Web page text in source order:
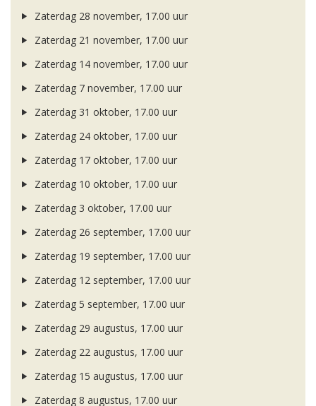
Zaterdag 28 november, 17.00 uur
Zaterdag 21 november, 17.00 uur
Zaterdag 14 november, 17.00 uur
Zaterdag 7 november, 17.00 uur
Zaterdag 31 oktober, 17.00 uur
Zaterdag 24 oktober, 17.00 uur
Zaterdag 17 oktober, 17.00 uur
Zaterdag 10 oktober, 17.00 uur
Zaterdag 3 oktober, 17.00 uur
Zaterdag 26 september, 17.00 uur
Zaterdag 19 september, 17.00 uur
Zaterdag 12 september, 17.00 uur
Zaterdag 5 september, 17.00 uur
Zaterdag 29 augustus, 17.00 uur
Zaterdag 22 augustus, 17.00 uur
Zaterdag 15 augustus, 17.00 uur
Zaterdag 8 augustus, 17.00 uur